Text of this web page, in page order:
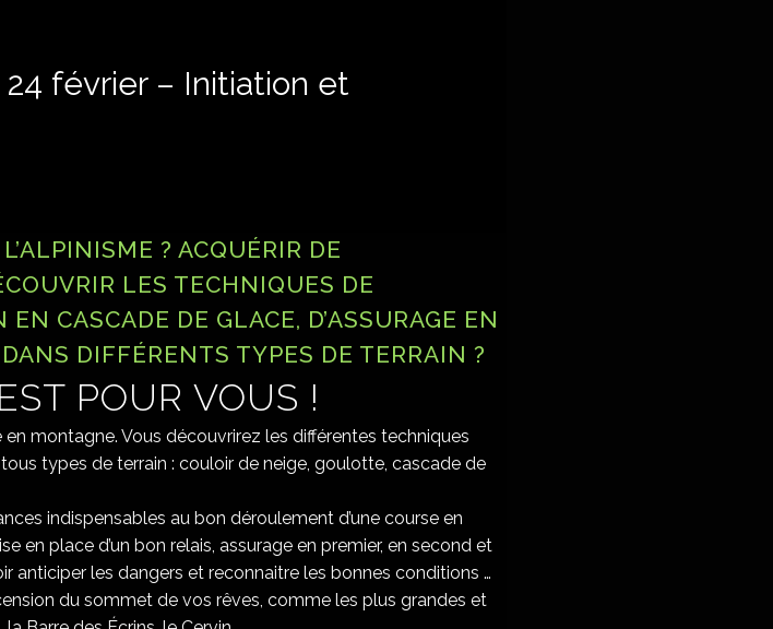
février – Initiation et
? ACQUÉRIR DE
LES TECHNIQUES DE
CASCADE DE GLACE, D’ASSURAGE EN
DIFFÉRENTS TYPES DE TERRAIN ?
EST POUR VOUS !
montagne. Vous découvrirez les différentes techniques
types de terrain : couloir de neige, goulotte, cascade de
indispensables au bon déroulement d’une course en
en place d’un bon relais, assurage en premier, en second et
anticiper les dangers et reconnaitre les bonnes conditions …
du sommet de vos rêves, comme les plus grandes et